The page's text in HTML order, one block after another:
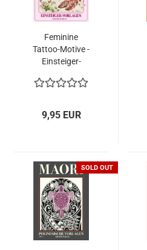
Feminine
Tattoo-Motive -
Einsteiger-
9,95 EUR
SOLD OUT